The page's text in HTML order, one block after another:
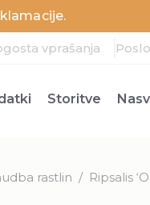
vprašanja
Storitve
rastlin / Ripsalis